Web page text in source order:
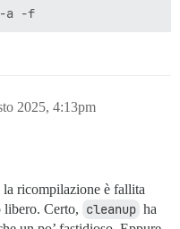
2025, 4:13pm
ricompilazione è fallita
libero. Certo, cleanup ha